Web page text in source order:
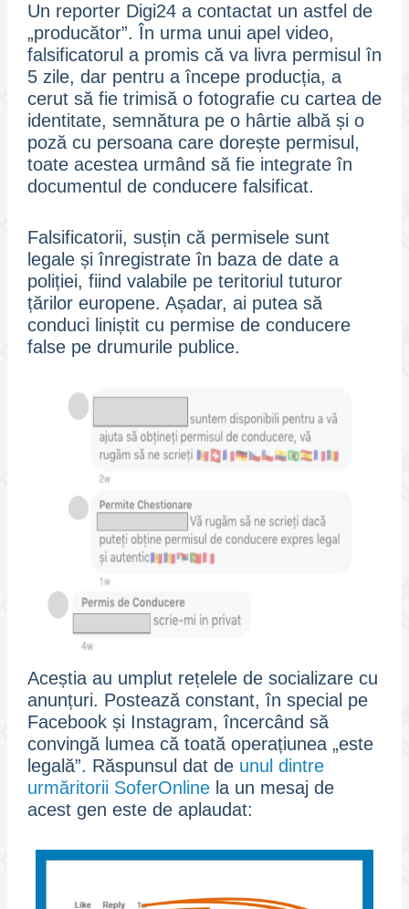
Un reporter Digi24 a contactat un astfel de
„producător”. În urma unui apel video,
falsificatorul a promis că va livra permisul în
5 zile, dar pentru a începe producția, a
cerut să fie trimisă o fotografie cu cartea de
identitate, semnătura pe o hârtie albă și o
poză cu persoana care dorește permisul,
toate acestea urmând să fie integrate în
documentul de conducere falsificat.
Falsificatorii, susțin că permisele sunt
legale și înregistrate în baza de date a
poliției, fiind valabile pe teritoriul tuturor
țărilor europene. Așadar, ai putea să
conduci liniștit cu permise de conducere
false pe drumurile publice.
Aceștia au umplut rețelele de socializare cu
anunțuri. Postează constant, în special pe
Facebook și Instagram, încercând să
convingă lumea că toată operațiunea „este
legală”. Răspunsul dat de unul dintre
urmăritorii SoferOnlinela un mesaj de
acest gen este de aplaudat: